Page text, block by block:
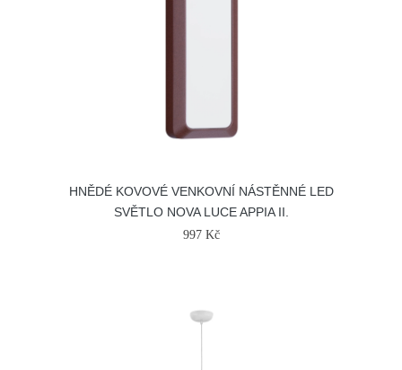
HNĚDÉ KOVOVÉ VENKOVNÍ NÁSTĚNNÉ LED
SVĚTLO NOVA LUCE APPIA II.
997 Kč